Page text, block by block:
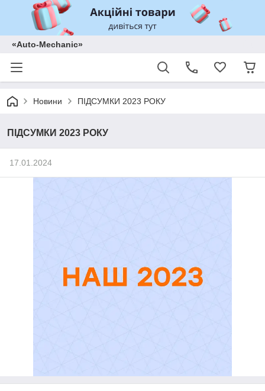
«Auto-Mechanic»
Новини ПІДСУМКИ 2023 РОКУ
ПІДСУМКИ 2023 РОКУ
17.01.2024